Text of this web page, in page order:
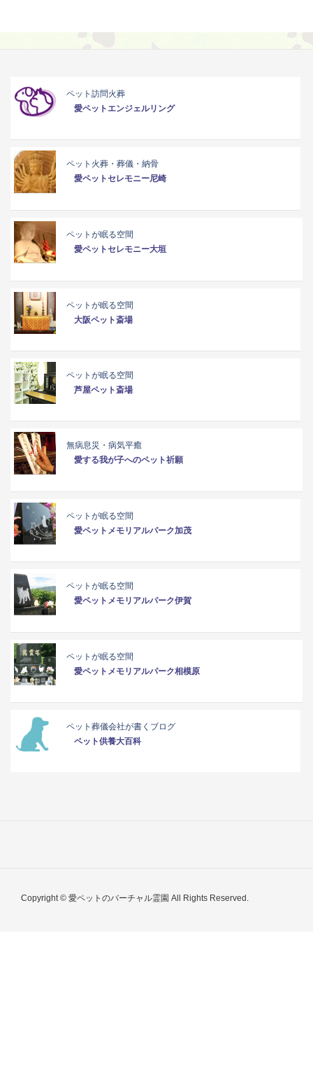
ペット訪問火葬
愛ペットエンジェルリング
ペット火葬・葬儀・納骨
愛ペットセレモニー尼崎
ペットが眠る空間
愛ペットセレモニー大垣
ペットが眠る空間
大阪ペット斎場
ペットが眠る空間
芦屋ペット斎場
無病息災・病気平癒
愛する我が子へのペット祈願
ペットが眠る空間
愛ペットメモリアルパーク加茂
ペットが眠る空間
愛ペットメモリアルパーク伊賀
ペットが眠る空間
愛ペットメモリアルパーク相模原
ペット葬儀会社が書くブログ
ペット供養大百科
Copyright © 愛ペットのバーチャル霊園 All Rights Reserved.